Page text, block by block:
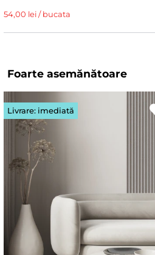
54,00 lei / bucata
Foarte asemănătoare
Livrare: imediată